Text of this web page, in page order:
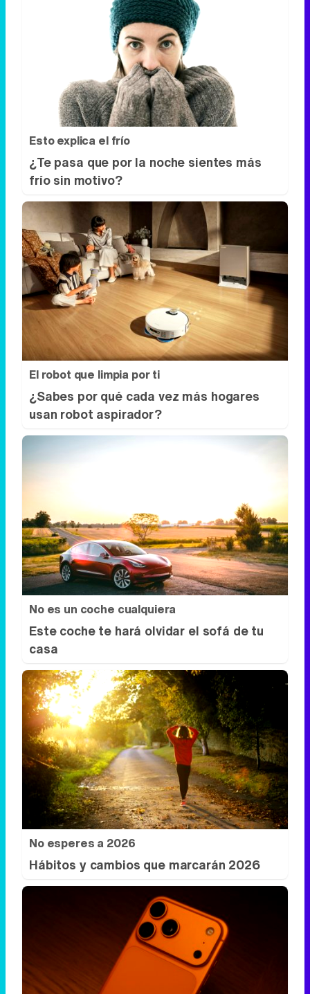
Esto explica el frío
¿Te pasa que por la noche sientes más
frío sin motivo?
El robot que limpia por ti
¿Sabes por qué cada vez más hogares
usan robot aspirador?
No es un coche cualquiera
Este coche te hará olvidar el sofá de tu
casa
No esperes a 2026
Hábitos y cambios que marcarán 2026